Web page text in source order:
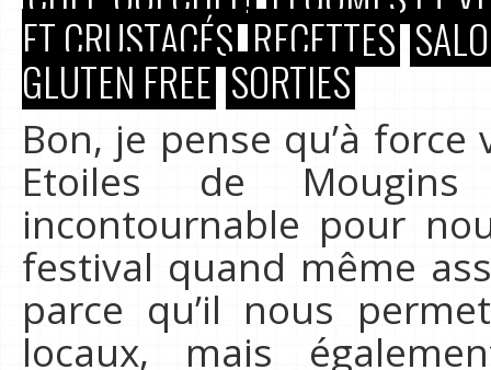
ET CRUSTACÉS RECETTES
GLUTEN FREE SORTIES
Bon, je pense qu’à
Etoiles de
incontournable pour
festival quand même
parce qu’il nous
locaux, mais